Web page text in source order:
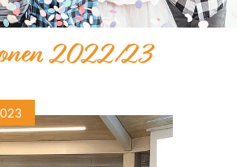
2022/23